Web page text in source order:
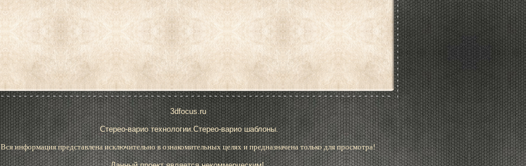
3dfocus.ru
Стерео-варио технологии.Стерео-варио шаблоны.
Вся информация представлена исключительно в ознакомительных целях и предназначена только для просмотра!